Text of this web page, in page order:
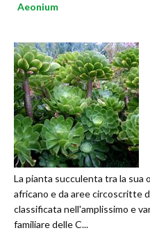
Aeonium
La pianta succulenta tra la
africano e da aree circoscritte
classificata nell'amplissimo e
familiare delle C...